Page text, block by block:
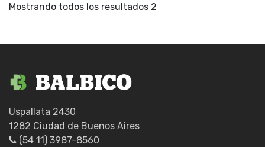
Mostrando todos los resultados 2
Uspallata 2430
1282 Ciudad de Buenos Aires
(54 11) 3987-8560